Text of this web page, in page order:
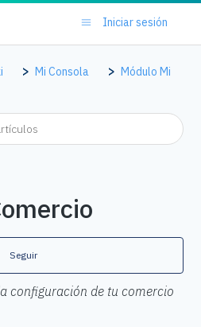
Iniciar sesión
Mi Consola
Módulo Mi
Seguir
configuración de tu comercio